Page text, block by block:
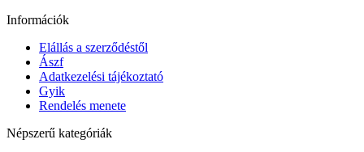
Információk
Elállás a szerződéstől
Ászf
Adatkezelési tájékoztató
Gyik
Rendelés menete
Népszerű kategóriák